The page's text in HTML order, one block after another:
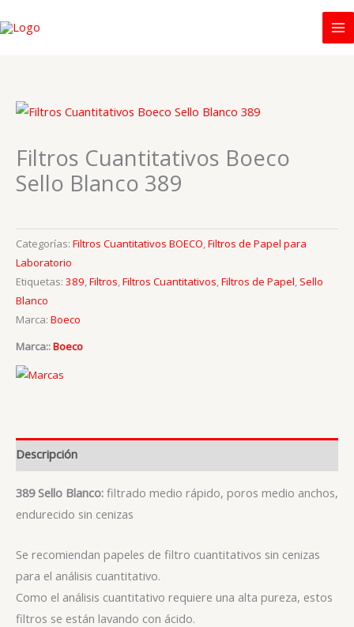
al
Filtros Cuantitativos Boeco
Sello Blanco 389
Categorías: Filtros Cuantitativos BOECO,Filtros de Papel para
Laboratorio
Etiquetas: 389,Filtros,Filtros Cuantitativos,Filtros de Papel, Sello
Blanco
Marca: Boeco
Marca::Boeco
Descripción
389 Sello Blanco: filtrado medio rápido, poros medio anchos,
endurecido sin cenizas
Se recomiendan papeles de filtro cuantitativos sin cenizas
para el análisis cuantitativo.
Como el análisis cuantitativo requiere una alta pureza, estos
filtros se están lavando con ácido.